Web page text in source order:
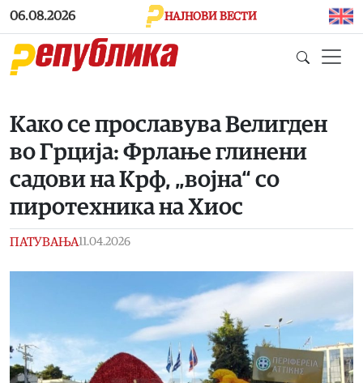
Skip to main content
06.08.2026 НАЈНОВИ ВЕСТИ
Како се прославува Велигден
во Грција: Фрлање глинени
садови на Крф, „војна“ со
пиротехника на Хиос
ПАТУВАЊА11.04.2026